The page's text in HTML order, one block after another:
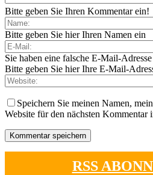
Bitte geben Sie Ihren Kommentar ein!
Bitte geben Sie hier Ihren Namen ein
Sie haben eine falsche E-Mail-
Bitte geben Sie hier Ihre E-Mail-
Speichern Sie meinen Namen,
Website für den nächsten Kommentar
RSS